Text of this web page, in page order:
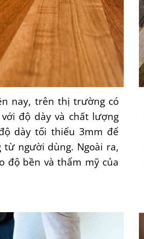
nay, trên thị trường có
độ dày và chất lượng
dày tối thiểu 3mm để
người dùng. Ngoài ra,
độ bền và thẩm mỹ của